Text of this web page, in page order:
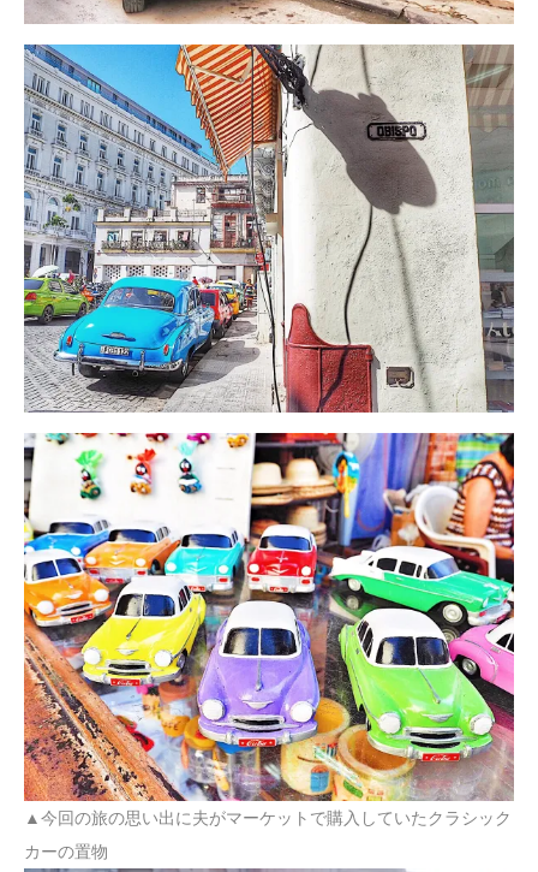
▲今回の旅の思い出に夫がマーケットで購入していたクラシック
カーの置物